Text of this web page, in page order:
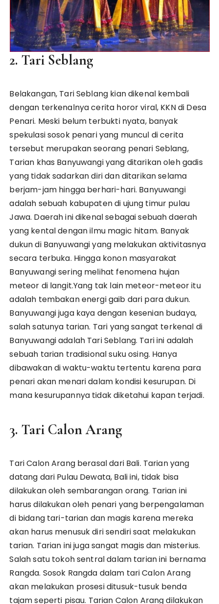
2. Tari Seblang
Belakangan, Tari Seblang kian dikenal kembali
dengan terkenalnya cerita horor viral, KKN di Desa
Penari. Meski belum terbukti nyata, banyak
spekulasi sosok penari yang muncul di cerita
tersebut merupakan seorang penari Seblang,
Tarian khas Banyuwangi yang ditarikan oleh gadis
yang tidak sadarkan diri dan ditarikan selama
berjam-jam hingga berhari-hari. Banyuwangi
adalah sebuah kabupaten di ujung timur pulau
Jawa. Daerah ini dikenal sebagai sebuah daerah
yang kental dengan ilmu magic hitam. Banyak
dukun di Banyuwangi yang melakukan aktivitasnya
secara terbuka. Hingga konon masyarakat
Banyuwangi sering melihat fenomena hujan
meteor di langit.Yang tak lain meteor-meteor itu
adalah tembakan energi gaib dari para dukun.
Banyuwangi juga kaya dengan kesenian budaya,
salah satunya tarian. Tari yang sangat terkenal di
Banyuwangi adalah Tari Seblang. Tari ini adalah
sebuah tarian tradisional suku osing. Hanya
dibawakan di waktu-waktu tertentu karena para
penari akan menari dalam kondisi kesurupan. Di
mana kesurupannya tidak diketahui kapan terjadi.
3. Tari Calon Arang
Tari Calon Arang berasal dari Bali. Tarian yang
datang dari Pulau Dewata, Bali ini, tidak bisa
dilakukan oleh sembarangan orang. Tarian ini
harus dilakukan oleh penari yang berpengalaman
di bidang tari-tarian dan magis karena mereka
akan harus menusuk diri sendiri saat melakukan
tarian. Tarian ini juga sangat magis dan misterius.
Salah satu tokoh sentral dalam tarian ini bernama
Rangda. Sosok Rangda dalam tari Calon Arang
akan melakukan prosesi ditusuk-tusuk benda
tajam seperti pisau. Tarian Calon Arang dilakukan